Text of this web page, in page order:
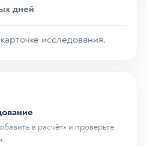
дней
исследования.
в расчёт» и проверьте